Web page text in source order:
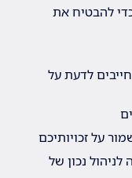
להבטיח את
לדעת על
על זכויותיכם
נכון של